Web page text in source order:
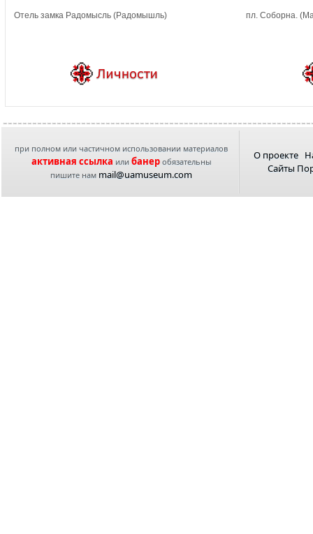
Отель замка Радомысль (Радомышль) пл. Соборна.
при полном или частичном использовании материалов
активная ссылка или банеробязательны
пишите нам mail@uamuseum.com
О проекте
Сайты